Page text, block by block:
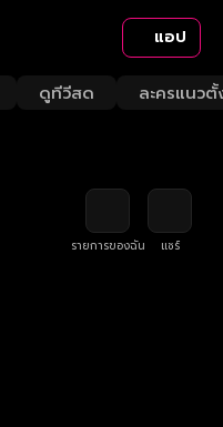
แอป
ดูทีวีสด ละครแนวตั้
Loaded:
0.83%
Rate
รายการของฉัน
แชร์